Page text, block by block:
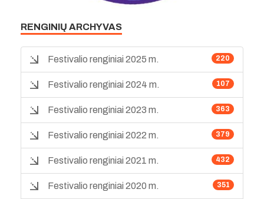
RENGINIŲ ARCHYVAS
220
Festivalio renginiai 2025 m.
107
Festivalio renginiai 2024 m.
363
Festivalio renginiai 2023 m.
379
Festivalio renginiai 2022 m.
432
Festivalio renginiai 2021 m.
351
Festivalio renginiai 2020 m.